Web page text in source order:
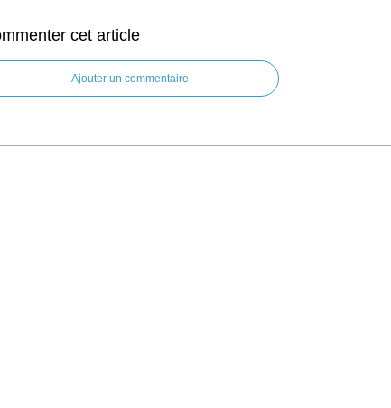
cet article
Ajouter un commentaire